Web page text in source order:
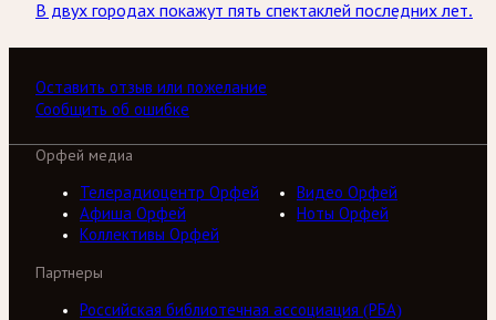
В двух городах покажут пять спектаклей последних лет.
Оставить отзыв или пожелание
Сообщить об ошибке
Орфей медиа
Телерадиоцентр Орфей
Видео Орфей
Афиша Орфей
Ноты Орфей
Коллективы Орфей
Партнеры
Российская библиотечная ассоциация (РБА)